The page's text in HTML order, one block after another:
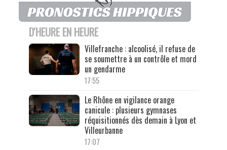
D'HEURE EN HEURE
Villefranche : alcoolisé, il refuse de
se soumettre à un contrôle et mord
un gendarme
17:55
Le Rhône en vigilance orange
canicule : plusieurs gymnases
réquisitionnés dès demain à Lyon et
Villeurbanne
17:07